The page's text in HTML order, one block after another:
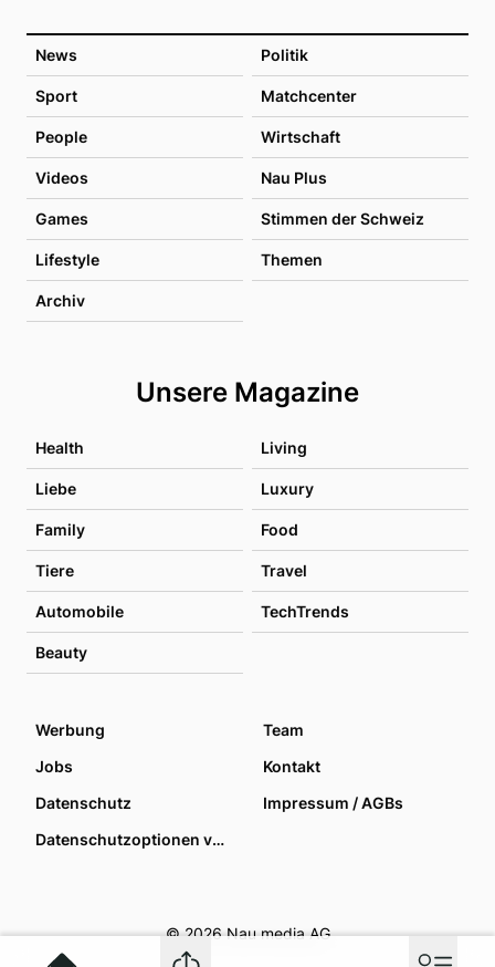
News Politik
Sport Matchcenter
People Wirtschaft
Videos Nau Plus
Games Stimmen der Schweiz
Lifestyle Themen
Archiv
Unsere Magazine
Health Living
Liebe Luxury
Family Food
Tiere Travel
Automobile TechTrends
Beauty
Werbung
Team
Jobs
Kontakt
Datenschutz
Impressum / AGBs
Datenschutzoptionen verwalten
© 2026 Nau media AG